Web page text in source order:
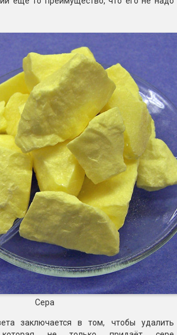
Сера
заключается в том, чтобы удалить